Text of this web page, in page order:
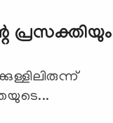
പ്രസക്തിയും